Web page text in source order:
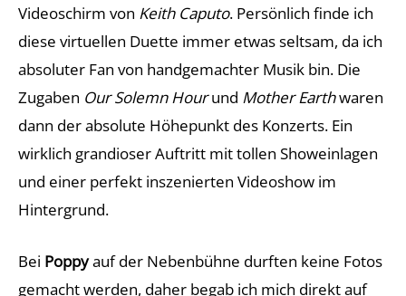
Videoschirm von Keith Caputo. Persönlich finde ich
diese virtuellen Duette immer etwas seltsam, da ich
absoluter Fan von handgemachter Musik bin. Die
Zugaben Our Solemn Hourund Mother Earthwaren
dann der absolute Höhepunkt des Konzerts. Ein
wirklich grandioser Auftritt mit tollen Showeinlagen
und einer perfekt inszenierten Videoshow im
Hintergrund.
Bei Poppyauf der Nebenbühne durften keine Fotos
gemacht werden, daher begab ich mich direkt auf